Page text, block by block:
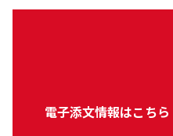
電子添文情報はこちら